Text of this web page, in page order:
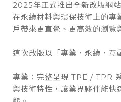
2025年正式推出全新改版網
在永續材料與環保技術上的專
戶帶來更直覺、更高效的瀏覽
這次改版以「專業．永續．互
專業：完整呈現 TPE / TPR
與技術特性，讓業界夥伴能快